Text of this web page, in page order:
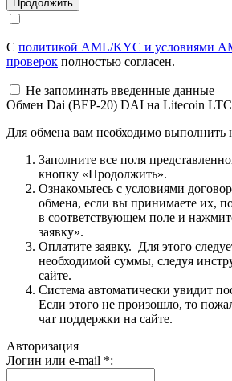
С политикой AML/KYC и условиями
проверок полностью согласен.
Не запоминать введенные данные
Обмен Dai (BEP-20) DAI на Litecoin LTC
Для обмена вам необходимо выполнить
Заполните все поля
кнопку «Продолжить».
Ознакомьтесь с условиями
обмена, если вы принимаете их,
в соответствующем поле и
заявку».
Оплатите заявку. Для этого
необходимой суммы, следуя
сайте.
Система автоматически увидит
Если этого не произошло, то
чат поддержки на сайте.
Авторизация
Логин или e-mail *: